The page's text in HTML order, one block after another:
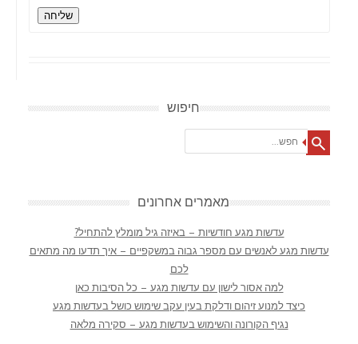
שליחה
חיפוש
מאמרים אחרונים
עדשות מגע חודשיות – באיזה גיל מומלץ להתחיל?
עדשות מגע לאנשים עם מספר גבוה במשקפיים – איך תדעו מה מתאים
לכם
למה אסור לישון עם עדשות מגע – כל הסיבות כאן
כיצד למנוע זיהום ודלקת בעין עקב שימוש כושל בעדשות מגע
נגיף הקורונה והשימוש בעדשות מגע – סקירה מלאה